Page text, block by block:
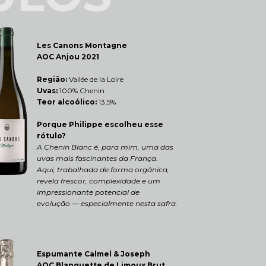
Les Canons Montagne
AOC Anjou 2021
Região: Vallée de la Loire
Uvas: 100% Chenin
Teor alcoólico: 13,5%
Porque Philippe escolheu esse
rótulo?
A Chenin Blanc é, para mim, uma das
uvas mais fascinantes da França.
Aqui, trabalhada de forma orgânica,
revela frescor, complexidade e um
impressionante potencial de
evolução — especialmente nesta safra.
Espumante Calmel & Joseph